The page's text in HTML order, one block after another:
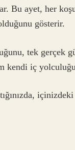
Bu ayet, her
gösterir.
tek gerçek
kendi iç